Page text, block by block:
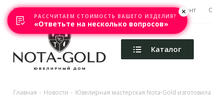
Главная Акции Каталоги Изготовление Ремонт
Каталог
Главная - Новости - Ювелирная мастерская Nota-Gold
РАССЧИТАЕМ СТОИМОСТЬ ВАШЕГО ИЗДЕЛИЯ?
«Ответьте на несколько вопросов»